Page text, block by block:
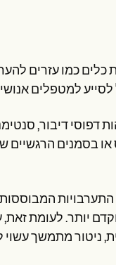
או בסמנים
ניטור מתמשך